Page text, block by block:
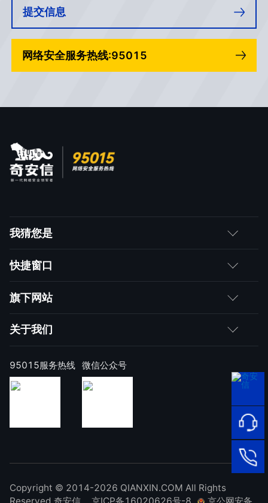
95015
网络安
全服务
热线
在线客
提交信息
网络安全服务热线:95015
我猜您是
客户
合作伙伴
求职者
快捷窗口
如何购买
产品注册与激活
样本上报
奇安信天守安全软件
旗下网站
网神
技术研究院
补天漏洞响应平台
关于我们
公司简介
公司新闻
进出口合规声明
95015服务热线 微信公众号
Copyright © 2014-2026 QIANXIN.COM All Rights